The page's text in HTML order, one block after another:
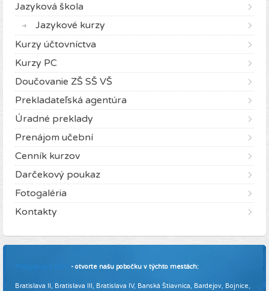
Jazyková škola
Jazykové kurzy
Kurzy účtovníctva
Kurzy PC
Doučovanie ZŠ SŠ VŠ
Prekladateľská agentúra
Úradné preklady
Prenájom učební
Cenník kurzov
Darčekový poukaz
Fotogaléria
Kontakty
Pridajte sa k nám - otvorte našu pobočku v týchto mestách:
Bratislava II, Bratislava III, Bratislava IV, Banská Štiavnica, Bardejov, Bojnice,